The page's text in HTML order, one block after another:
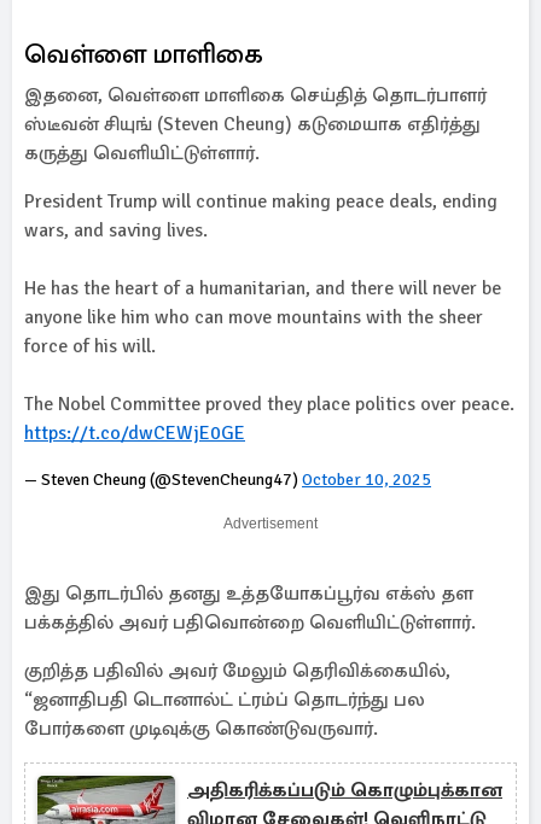
வெள்ளை மாளிகை
இதனை, வெள்ளை மாளிகை செய்தித் தொடர்பாளர்
ஸ்டீவன் சியுங் (Steven Cheung) கடுமையாக எதிர்த்து
கருத்து வெளியிட்டுள்ளார்.
President Trump will continue making peace deals, ending
wars, and saving lives.
He has the heart of a humanitarian, and there will never be
anyone like him who can move mountains with the sheer
force of his will.
The Nobel Committee proved they place politics over peace.
https://t.co/dwCEWjE0GE
— Steven Cheung (@StevenCheung47) October 10, 2025
Advertisement
இது தொடர்பில் தனது உத்தயோகப்பூர்வ எக்ஸ் தள
பக்கத்தில் அவர் பதிவொன்றை வெளியிட்டுள்ளார்.
குறித்த பதிவில் அவர் மேலும் தெரிவிக்கையில்,
“ஜனாதிபதி டொனால்ட் ட்ரம்ப் தொடர்ந்து பல
போர்களை முடிவுக்கு கொண்டுவருவார்.
அதிகரிக்கப்படும் கொழும்புக்கான
விமான சேவைகள்! வெளிநாட்டு